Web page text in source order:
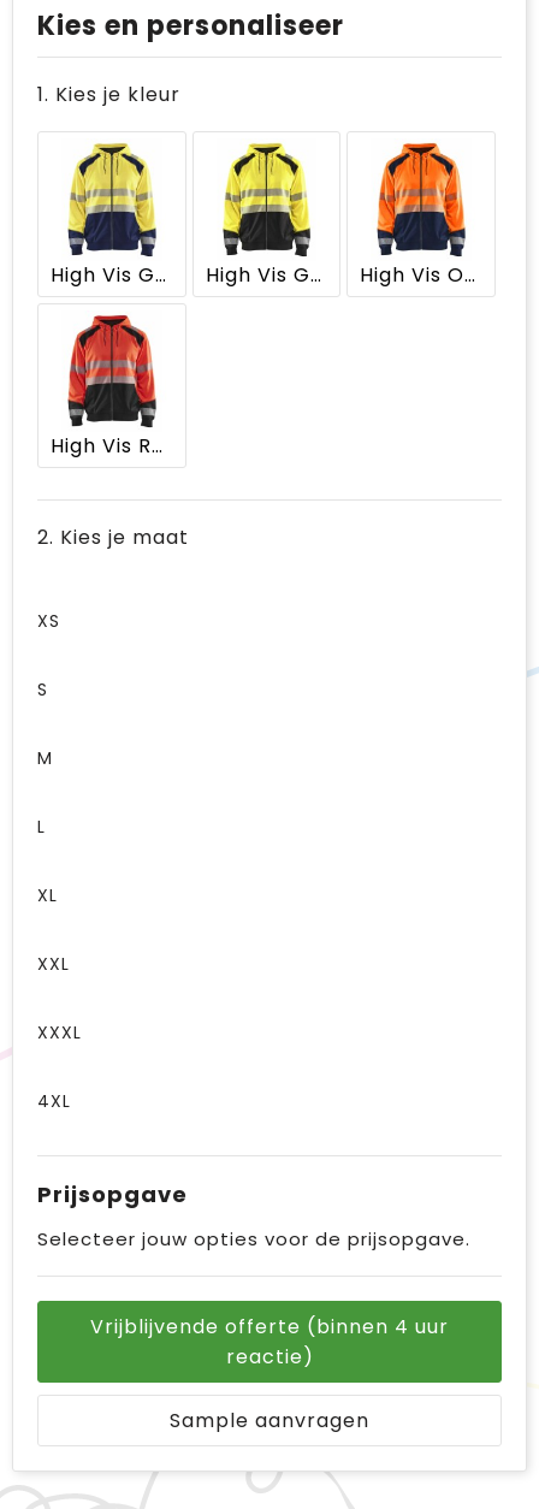
Kies en personaliseer
1. Kies je kleur
High Vis Geel/Marineblauw High Vis Geel/Zwart High Vis Oranje/Marineblauw
High Vis Rood/Zwart
2. Kies je maat
XS
S
M
L
XL
XXL
XXXL
4XL
Prijsopgave
Selecteer jouw opties voor de prijsopgave.
Vrijblijvende offerte (binnen 4 uur
reactie)
Sample aanvragen